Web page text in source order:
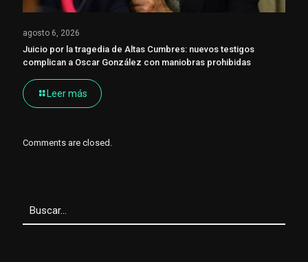
agosto 6, 2026
Juicio por la tragedia de Altas Cumbres: nuevos testigos
complican a Oscar González con maniobras prohibidas
Leer más
Comments are closed.